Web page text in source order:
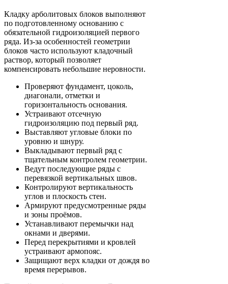
Кладку арболитовых блоков выполняют
по подготовленному основанию с
обязательной гидроизоляцией первого
ряда. Из-за особенностей геометрии
блоков часто используют кладочный
раствор, который позволяет
компенсировать небольшие неровности.
Проверяют фундамент, цоколь,
диагонали, отметки и
горизонтальность основания.
Устраивают отсечную
гидроизоляцию под первый ряд.
Выставляют угловые блоки по
уровню и шнуру.
Выкладывают первый ряд с
тщательным контролем геометрии.
Ведут последующие ряды с
перевязкой вертикальных швов.
Контролируют вертикальность
углов и плоскость стен.
Армируют предусмотренные ряды
и зоны проёмов.
Устанавливают перемычки над
окнами и дверями.
Перед перекрытиями и кровлей
устраивают армопояс.
Защищают верх кладки от дождя во
время перерывов.